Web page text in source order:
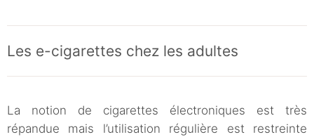
Les e-cigarettes chez les adultes
La notion de cigarettes électroniques est très
répandue mais l’utilisation régulière est restreinte